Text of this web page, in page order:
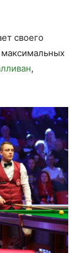
своего
максимальных
,